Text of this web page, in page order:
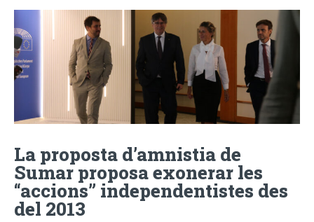
La proposta d’amnistia de
Sumar proposa exonerar les
“accions” independentistes des
del 2013